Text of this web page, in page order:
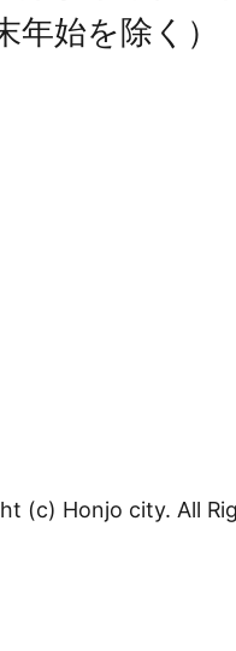
年始を除く）
(c) Honjo city. All